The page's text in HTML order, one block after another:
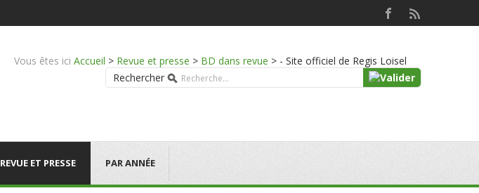
Vous êtes ici Accueil > Revue et presse > BD dans revue > - Site officiel de Regis Loisel
Rechercher
REVUE ET PRESSE PAR ANNÉE